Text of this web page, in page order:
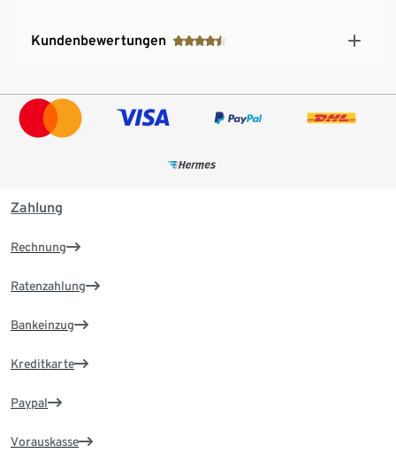
Kundenbewertungen
Zahlung
Rechnung
Ratenzahlung
Bankeinzug
Kreditkarte
Paypal
Vorauskasse